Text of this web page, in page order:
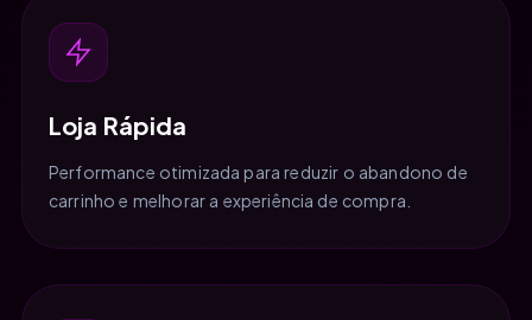
Loja Rápida
Performance otimizada para reduzir o abandono de
carrinho e melhorar a experiência de compra.